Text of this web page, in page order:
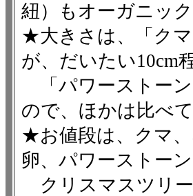
紐）もオーガニッ
★大きさは、「ク
が、だいたい10cm
「パワーストーン
ので、ほかは比べ
★お値段は、クマ
卵、パワーストーン
クリスマスツリ